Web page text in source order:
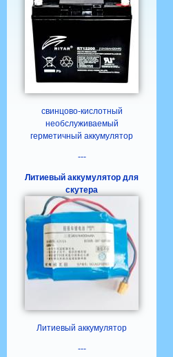
свинцово-кислотный
необслуживаемый
герметичный аккумулятор
---
Литиевый аккумулятор для
скутера
Литиевый аккумулятор
---